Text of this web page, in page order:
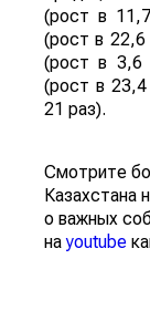
(рост в
(рост в
(рост в 3,6
(рост в
21 раз).
Смотрите
Казахстана
о важных
наyoutube